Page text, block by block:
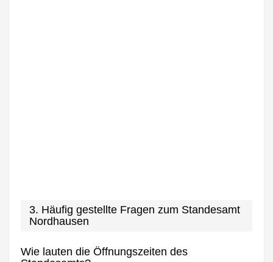
3. Häufig gestellte Fragen zum Standesamt
Nordhausen
Wie lauten die Öffnungszeiten des